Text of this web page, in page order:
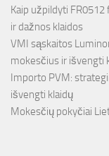
Kaip užpildyti
ir dažnos klaidos
VMI sąskaitos
mokesčius ir išvengti
Importo PVM:
išvengti klaidų
Mokesčių pokyčiai